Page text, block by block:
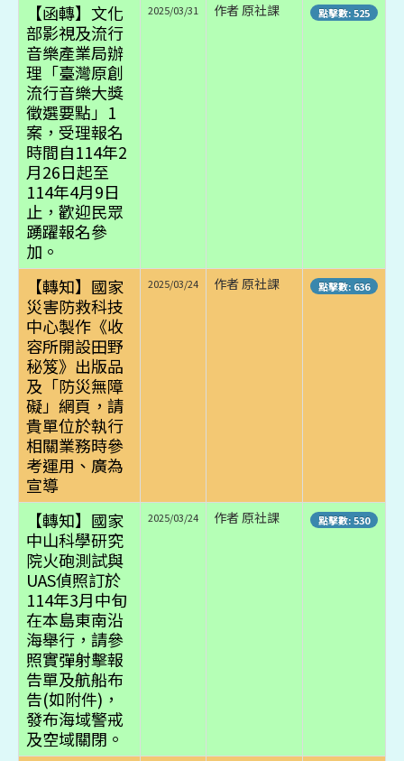
【函轉】文化
部影視及流行
音樂產業局辦
理「臺灣原創
流行音樂大獎
徵選要點」1
案，受理報名
時間自114年2
月26日起至
114年4月9日
止，歡迎民眾
踴躍報名參
加。
2025/03/31 作者 原社課 點擊數: 525
【轉知】國家
災害防救科技
中心製作《收
容所開設田野
秘笈》出版品
及「防災無障
礙」網頁，請
貴單位於執行
相關業務時參
考運用、廣為
宣導
2025/03/24 作者 原社課 點擊數: 636
【轉知】國家
中山科學研究
院火砲測試與
UAS偵照訂於
114年3月中旬
在本島東南沿
海舉行，請參
照實彈射擊報
告單及航船布
告(如附件)，
發布海域警戒
及空域關閉。
2025/03/24 作者 原社課 點擊數: 530